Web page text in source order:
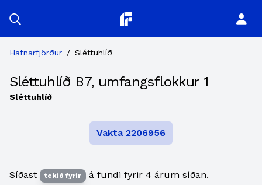
Planitor
Hafnarfjörður / Sléttuhlíð
Sléttuhlíð B7, umfangsflokkur 1
Sléttuhlíð
Vakta 2206956
Síðast tekið fyrir á fundi fyrir 4 árum síðan.